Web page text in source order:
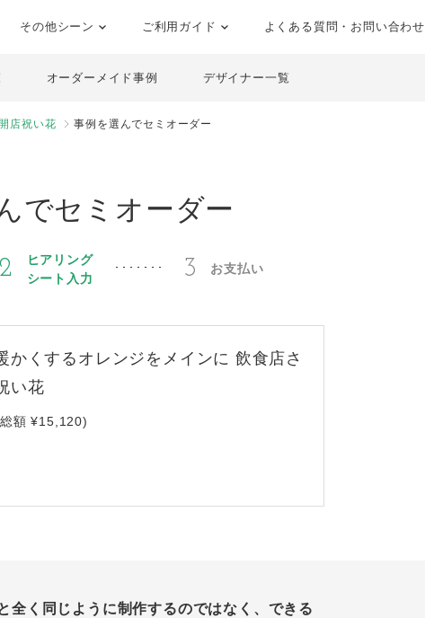
その他シーン ご利用ガイド よくある質問・お問い合わせ
オーダーメイド事例 デザイナー一覧
店祝い花 事例を選んでセミオーダー
でセミオーダー
2
ヒアリング
シート入力
3 お支払い
かくするオレンジをメインに 飲食店さ
い花
額 ¥15,120)
全く同じように制作するのではなく、できる